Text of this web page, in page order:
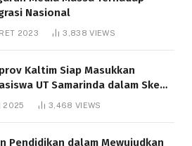
Nasional
2023 3,838VIEWS
Kaltim Siap Masukkan
UT Samarinda dalam Skema
Pendidikan Gratispol
2025 3,468 VIEWS
Pendidikan dalam Mewujudkan